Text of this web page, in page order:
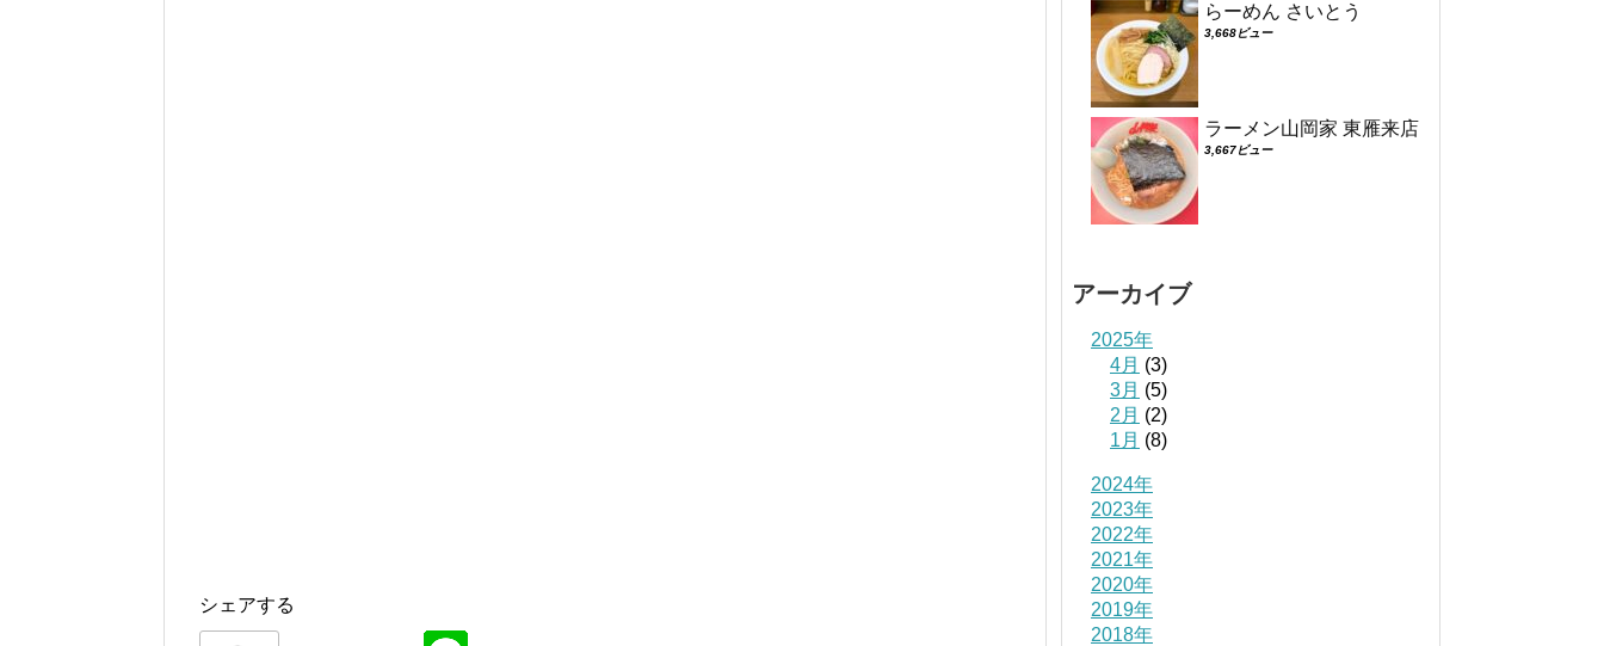
シェアする
らーめん さいとう
3,668ビュー
ラーメン山岡家 東雁来店
3,667ビュー
アーカイブ
2025年
4月 (3)
3月 (5)
2月 (2)
1月 (8)
2024年
2023年
2022年
2021年
2020年
2019年
2018年